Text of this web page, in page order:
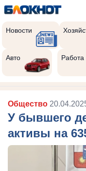
Новости
Авто Работа
Общество
У бывшего
активы на